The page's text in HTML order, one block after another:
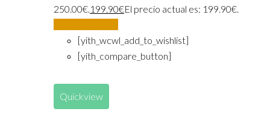
250.00€.199.90€El precio actual es: 199.90€.
[yith_wcwl_add_to_wishlist]
[yith_compare_button]
Quickview